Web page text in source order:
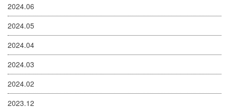
2024.06
2024.05
2024.04
2024.03
2024.02
2023.12